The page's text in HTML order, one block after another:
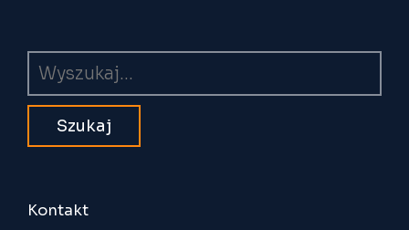
Wyszukiwarka
Kontakt